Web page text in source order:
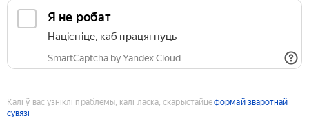
Я не робат
Націсніце, каб працягнуць
SmartCaptcha by Yandex Cloud
Калі ў вас узніклі праблемы, калі ласка, скарыстайцеформай зваротнай
сувязі